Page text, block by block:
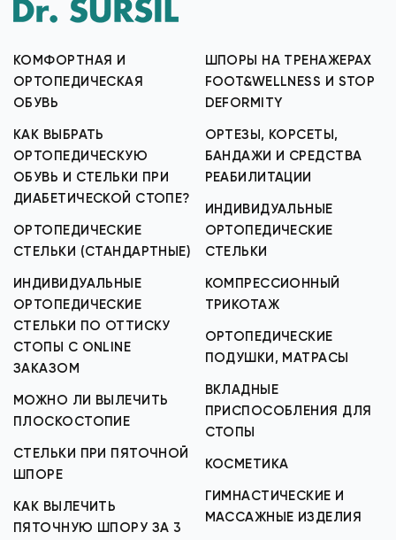
КОМФОРТНАЯ И
ОРТОПЕДИЧЕСКАЯ
ОБУВЬ
КАК ВЫБРАТЬ
ОРТОПЕДИЧЕСКУЮ
ОБУВЬ И СТЕЛЬКИ ПРИ
ДИАБЕТИЧЕСКОЙ СТОПЕ?
ОРТОПЕДИЧЕСКИЕ
СТЕЛЬКИ (СТАНДАРТНЫЕ)
ИНДИВИДУАЛЬНЫЕ
ОРТОПЕДИЧЕСКИЕ
СТЕЛЬКИ ПО ОТТИСКУ
СТОПЫ С ONLINE
ЗАКАЗОМ
МОЖНО ЛИ ВЫЛЕЧИТЬ
ПЛОСКОСТОПИЕ
СТЕЛЬКИ ПРИ ПЯТОЧНОЙ
ШПОРЕ
КАК ВЫЛЕЧИТЬ
ПЯТОЧНУЮ ШПОРУ ЗА 3
ШПОРЫ НА ТРЕНАЖЕРАХ
FOOT&WELLNESS И STOP
DEFORMITY
ОРТЕЗЫ, КОРСЕТЫ,
БАНДАЖИ И СРЕДСТВА
РЕАБИЛИТАЦИИ
ИНДИВИДУАЛЬНЫЕ
ОРТОПЕДИЧЕСКИЕ
СТЕЛЬКИ
КОМПРЕССИОННЫЙ
ТРИКОТАЖ
ОРТОПЕДИЧЕСКИЕ
ПОДУШКИ, МАТРАСЫ
ВКЛАДНЫЕ
ПРИСПОСОБЛЕНИЯ ДЛЯ
СТОПЫ
КОСМЕТИКА
ГИМНАСТИЧЕСКИЕ И
МАССАЖНЫЕ ИЗДЕЛИЯ